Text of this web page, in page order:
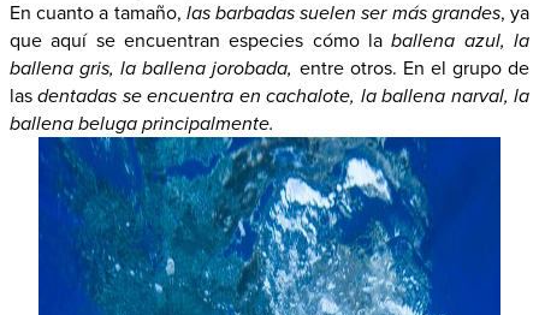
En cuanto a tamaño, las barbadas suelen ser más grandes, ya
que aquí se encuentran especies cómo laballena azul, la
ballena gris, la ballena jorobada, entre otros. En el grupo de
lasdentadas se encuentra en cachalote, la ballena narval, la
ballena beluga principalmente.